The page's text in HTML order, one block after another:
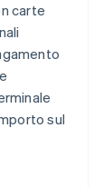
carte
sul